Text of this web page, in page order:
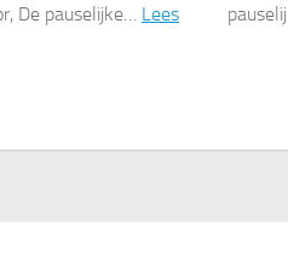
De pauselijke… Lees